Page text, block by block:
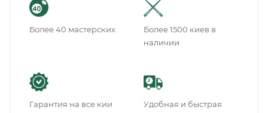
Более 40 мастерских
Более 1500 киев в
наличии
Гарантия на все кии
Удобная и быстрая